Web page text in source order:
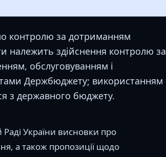
контролю за дотриманням
належить здійснення контролю за
обслуговуванням і
Держбюджету; використанням
з державного бюджету.
України висновки про
а також пропозиції щодо